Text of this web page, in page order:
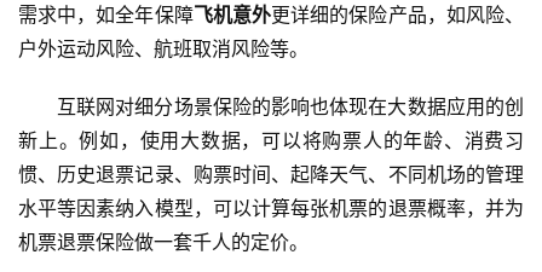
需求中，如全年保障飞机意外更详细的保险产品，如风险、
户外运动风险、航班取消风险等。
互联网对细分场景保险的影响也体现在大数据应用的创
新上。例如，使用大数据，可以将购票人的年龄、消费习
惯、历史退票记录、购票时间、起降天气、不同机场的管理
水平等因素纳入模型，可以计算每张机票的退票概率，并为
机票退票保险做一套千人的定价。